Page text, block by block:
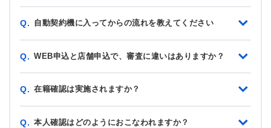
Q. 自動契約機に入ってからの流れを教えてください
Q. WEB申込と店舗申込で、審査に違いはありますか？
Q. 在籍確認は実施されますか？
Q. 本人確認はどのようにおこなわれますか？